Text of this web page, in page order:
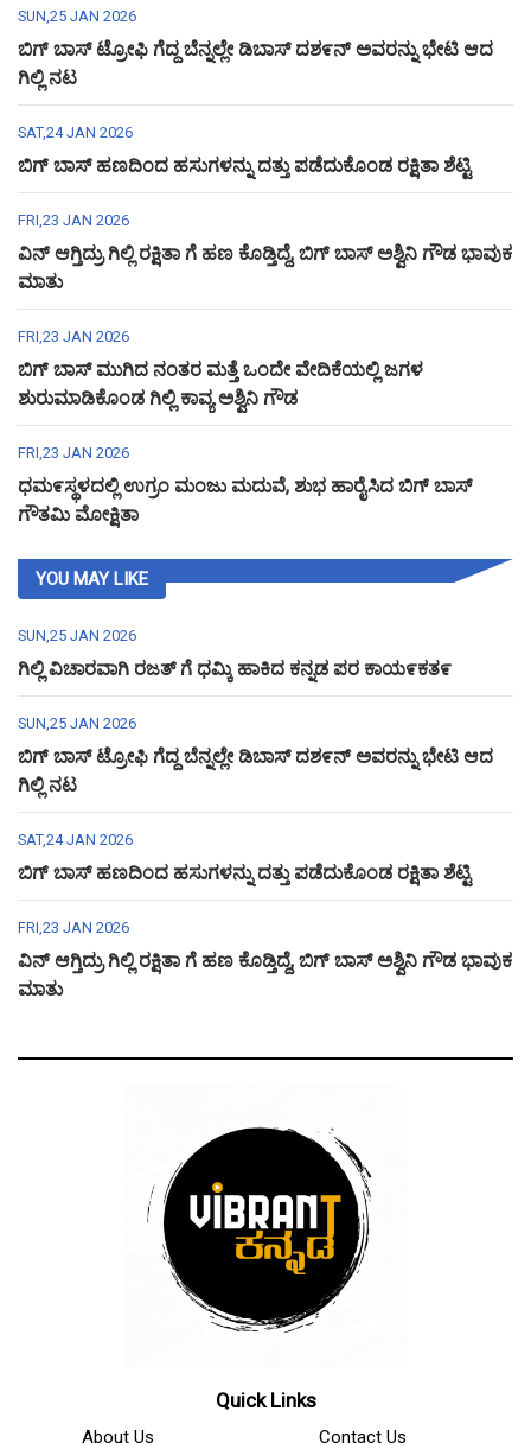
SUN,25 JAN 2026
ಬಿಗ್ ಬಾಸ್ ಟ್ರೋಫಿ ಗೆದ್ದ ಬೆನ್ನಲ್ಲೇ ಡಿಬಾಸ್ ದಶ೯ನ್ ಅವರನ್ನು ಭೇಟಿ ಆದ
ಗಿಲ್ಲಿ ನಟ
SAT,24 JAN 2026
ಬಿಗ್ ಬಾಸ್ ಹಣದಿಂದ ಹಸುಗಳನ್ನು ದತ್ತು ಪಡೆದುಕೊಂಡ ರಕ್ಷಿತಾ ಶೆಟ್ಟಿ
FRI,23 JAN 2026
ವಿನ್ ಆಗ್ತಿದ್ರು ಗಿಲ್ಲಿ ರಕ್ಷಿತಾ ಗೆ ಹಣ ಕೊಡ್ತಿದ್ದೆ, ಬಿಗ್ ಬಾಸ್ ಅಶ್ವಿನಿ ಗೌಡ ಭಾವುಕ
ಮಾತು
FRI,23 JAN 2026
ಬಿಗ್ ಬಾಸ್ ಮುಗಿದ ನಂತರ ಮತ್ತೆ ಒಂದೇ ವೇದಿಕೆಯಲ್ಲಿ ಜಗಳ
ಶುರುಮಾಡಿಕೊಂಡ ಗಿಲ್ಲಿ ಕಾವ್ಯ ಅಶ್ವಿನಿ ಗೌಡ
FRI,23 JAN 2026
ಧಮ೯ಸ್ಥಳದಲ್ಲಿ ಉಗ್ರಂ ಮಂಜು ಮದುವೆ, ಶುಭ ಹಾರೈಸಿದ ಬಿಗ್ ಬಾಸ್
ಗೌತಮಿ ಮೋಕ್ಷಿತಾ
YOU MAY LIKE
SUN,25 JAN 2026
ಗಿಲ್ಲಿ ವಿಚಾರವಾಗಿ ರಜತ್ ಗೆ ಧಮ್ಕಿ ಹಾಕಿದ ಕನ್ನಡ ಪರ ಕಾಯ೯ಕತ೯
SUN,25 JAN 2026
ಬಿಗ್ ಬಾಸ್ ಟ್ರೋಫಿ ಗೆದ್ದ ಬೆನ್ನಲ್ಲೇ ಡಿಬಾಸ್ ದಶ೯ನ್ ಅವರನ್ನು ಭೇಟಿ ಆದ
ಗಿಲ್ಲಿ ನಟ
SAT,24 JAN 2026
ಬಿಗ್ ಬಾಸ್ ಹಣದಿಂದ ಹಸುಗಳನ್ನು ದತ್ತು ಪಡೆದುಕೊಂಡ ರಕ್ಷಿತಾ ಶೆಟ್ಟಿ
FRI,23 JAN 2026
ವಿನ್ ಆಗ್ತಿದ್ರು ಗಿಲ್ಲಿ ರಕ್ಷಿತಾ ಗೆ ಹಣ ಕೊಡ್ತಿದ್ದೆ, ಬಿಗ್ ಬಾಸ್ ಅಶ್ವಿನಿ ಗೌಡ ಭಾವುಕ
ಮಾತು
Quick Links
About Us Contact Us